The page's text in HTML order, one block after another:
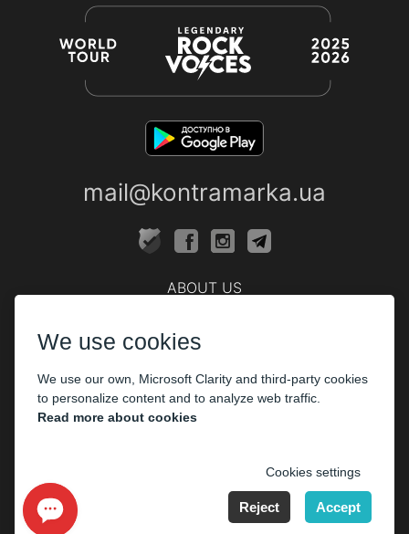
mail@kontramarka.ua
ABOUT US
The organizers
Corporate customers
We use cookies
We use our own, Microsoft Clarity and third-party cookies
to personalize content and to analyze web traffic.
Read more about cookies
Cookies settings
Reject Accept